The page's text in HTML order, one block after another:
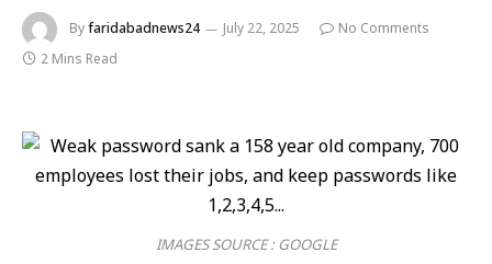
Byfaridabadnews24 July 22, 2025
No Comments
2 Mins Read
IMAGES SOURCE : GOOGLE